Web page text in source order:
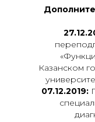
Казанском
07.12.2019: